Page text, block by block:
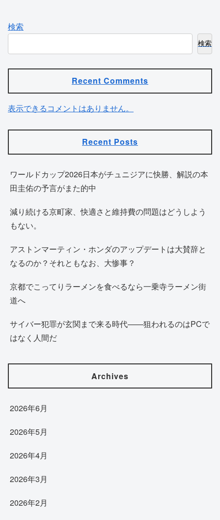
検索
検索
Recent Comments
表示できるコメントはありません。
Recent Posts
ワールドカップ2026日本がチュニジアに快勝、解説の本
田圭佑の予言がまた的中
減り続ける京町家、快適さと維持費の問題はどうしよう
もない。
アストンマーティン・ホンダのアップデートは大賛辞と
なるのか？それともなお、大惨事？
京都でこってりラーメンを食べるなら一乗寺ラーメン街
道へ
サイバー犯罪が玄関まで来る時代——狙われるのはPCで
はなく人間だ
Archives
2026年6月
2026年5月
2026年4月
2026年3月
2026年2月